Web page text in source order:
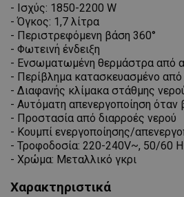
- Ισχύς: 1850-2200 W
- Όγκος: 1,7 λίτρα
- Περιστρεφόμενη βάση 360°
- Φωτεινή ένδειξη
- Ενσωματωμένη θερμάστρα από
- Περίβλημα κατασκευασμένο
- Διαφανής κλίμακα στάθμης
- Αυτόματη απενεργοποίηση όταν
- Προστασία από διαρροές νερού
- Κουμπί ενεργοποίησης/
- Τροφοδοσία: 220-240V~, 50/60
- Χρώμα: Μεταλλικό γκρι
Χαρακτηριστικά